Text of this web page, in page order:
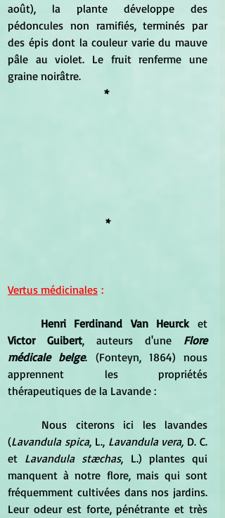
août), la plante développe des
pédoncules non ramifiés, terminés par
des épis dont la couleur varie du mauve
pâle au violet. Le fruit renferme une
graine noirâtre.
*
*
Vertus médicinales :
	Henri Ferdinand Van Heurck
Victor Guibert, auteurs d'une Flore
médicale belge. (Fonteyn, 1864) nous
apprennent les propriétés
thérapeutiques de la Lavande :
(Lavandula spica, L., Lavandula vera, D. C.
et Lavandula stæchas, L.) plantes qui
manquent à notre flore, mais qui sont
fréquemment cultivées dans nos jardins.
Leur odeur est forte, pénétrante et très